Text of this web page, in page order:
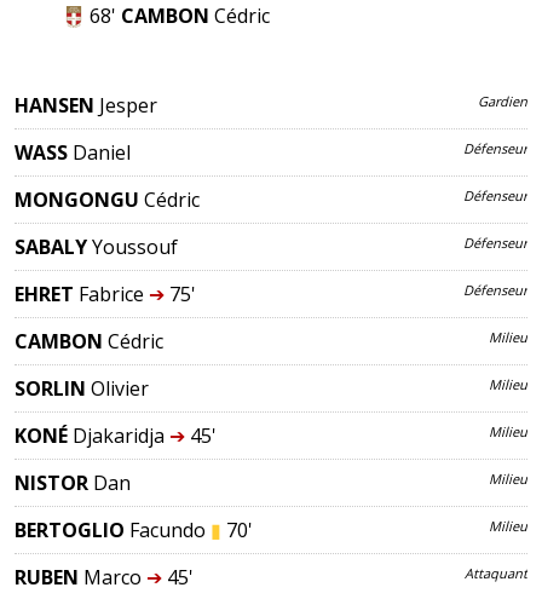
68' CAMBON Cédric
HANSEN Jesper Gardien
WASS Daniel Défenseur
MONGONGU Cédric Défenseur
SABALYYoussouf Défenseur
EHRET Fabrice ➔75' Défenseur
CAMBON Cédric Milieu
SORLIN Olivier Milieu
KONÉ Djakaridja ➔45' Milieu
NISTOR Dan Milieu
BERTOGLIO Facundo ▮ 70' Milieu
RUBEN Marco ➔45' Attaquant